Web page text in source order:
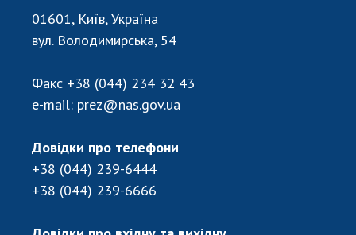
Підготовка наукових кадрів
Робота з молоддю
МІЖНАРОДНЕ СПІВРОБІТНИЦТВО
Членство в міжнародних організаціях
Міжнародні угоди
Міжнародні програми та конкурси
ДОКУМЕНТИ
01601, Київ, Україна
вул. Володимирська, 54
Факс +38 (044) 234 32 43
e-mail: prez@nas.gov.ua
Довідки про телефони
+38 (044) 239-6444
+38 (044) 239-6666